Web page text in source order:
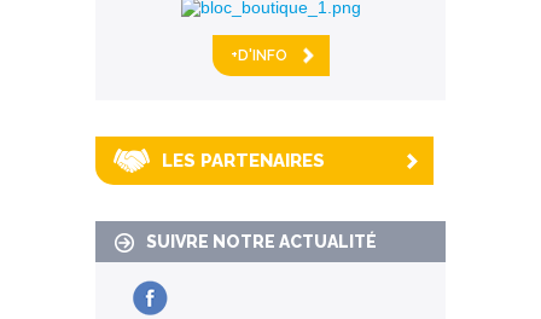
+D'INFO
LES PARTENAIRES
SUIVRE NOTRE ACTUALITÉ